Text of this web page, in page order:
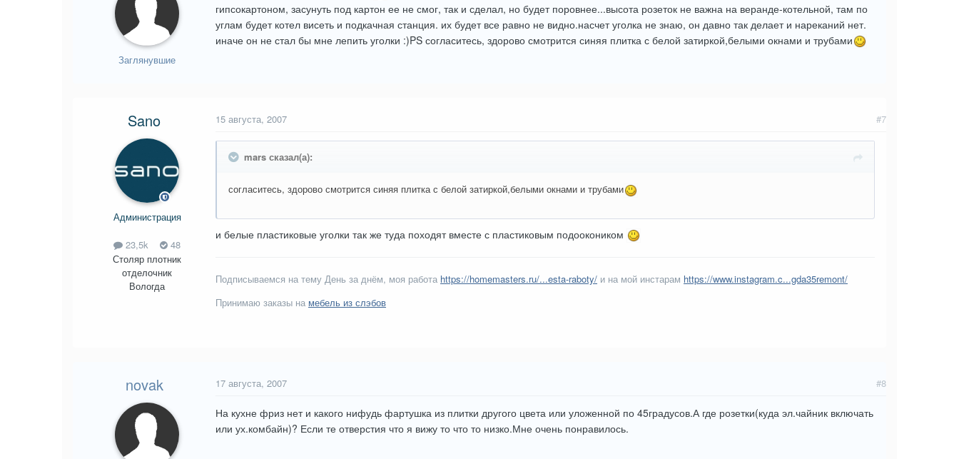
Заглянувшие
гипсокартоном, засунуть под картон ее не смог, так и сделал, но будет поровнее...высота розеток не важна на веранде-котельной, там по
углам будет котел висеть и подкачная станция. их будет все равно не видно.насчет уголка не знаю, он давно так делает и нареканий нет.
иначе он не стал бы мне лепить уголки :)PS согласитесь, здорово смотрится синяя плитка с белой затиркой,белыми окнами и трубами
Sano
Администрация
23,5k
48
Столяр плотник
отделочник
Вологда
#7
15 августа, 2007
mars сказал(а):
согласитесь, здорово смотрится синяя плитка с белой затиркой,белыми окнами и трубами
и белые пластиковые уголки так же туда походят вместе с пластиковым подоокоником
Подписываемся на тему День за днём, моя работа https://homemasters.ru/...esta-raboty/ и на мой инстарам https://www.instagram.c...gda35remont/
Принимаю заказы на мебель из слэбов
novak #8
17 августа, 2007
На кухне фриз нет и какого нифудь фартушка из плитки другого цвета или уложенной по 45градусов.А где розетки(куда эл.чайник включать
или ух.комбайн)? Если те отверстия что я вижу то что то низко.Мне очень понравилось.